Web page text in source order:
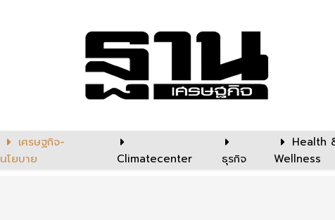
เศรษฐกิจ-
นโยบาย
Climatecenter ธุรกิจ
Health
Wellness